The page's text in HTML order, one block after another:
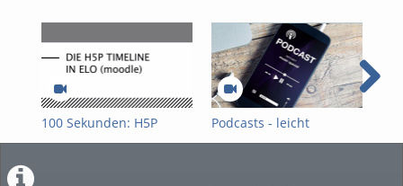
100 Sekunden: H5P
Timeline
Podcasts - leicht
gemacht!